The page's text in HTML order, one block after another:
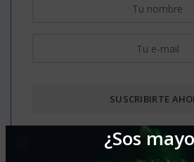
¿Sos
Agregar a lista